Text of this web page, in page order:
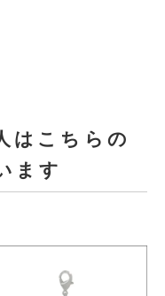
はこちらの
ます